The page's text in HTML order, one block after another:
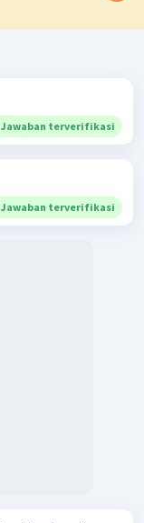
Jawaban terverifikasi
Jawaban terverifikasi